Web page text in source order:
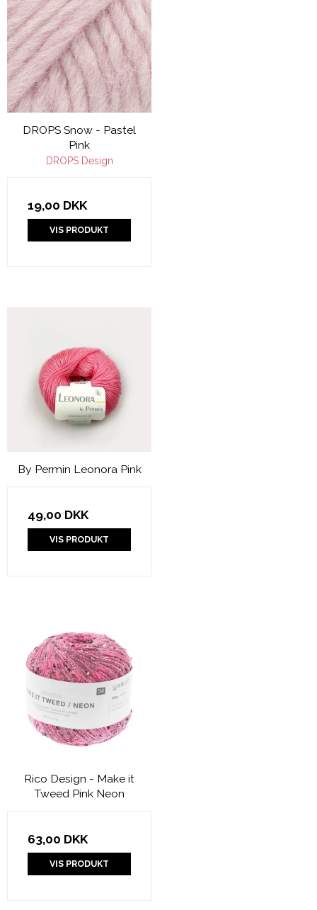
DROPS Snow - Pastel
Pink
DROPS Design
19,00 DKK
VIS PRODUKT
By Permin Leonora Pink
49,00 DKK
VIS PRODUKT
Rico Design - Make it
Tweed Pink Neon
63,00 DKK
VIS PRODUKT